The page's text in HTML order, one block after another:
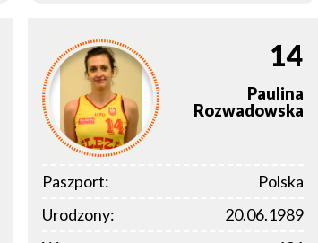
14
Paulina
Rozwadowska
Paszport:
Polska
Urodzony:
20.06.1989